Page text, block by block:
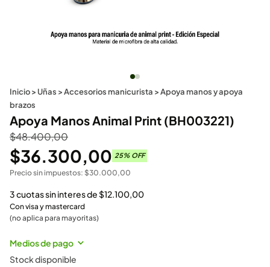
Inicio> Uñas >Accesorios manicurista >Apoya manos y apoya
brazos
Apoya Manos Animal Print (BH003221)
$48.400,00
$36.300,00 25% OFF
Precio sin impuestos: $30.000,00
3 cuotas sin interes de$12.100,00
Con visa y mastercard
(no aplica para mayoritas)
Medios de pago
Stock disponible